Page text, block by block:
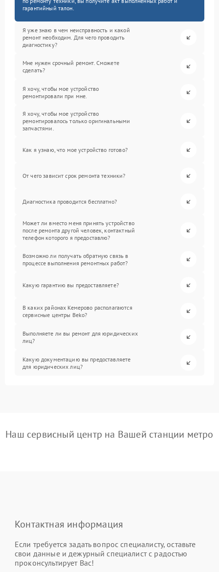
гарантийный талон.
Я уже знаю в чем неисправность и какой
ремонт необходим. Для чего проводить
диагностику?
Мне нужен срочный ремонт. Сможете
сделать?
Я хочу, чтобы мое устройство
ремонтировали при мне.
Я хочу, чтобы мое устройство
ремонтировалось только оригинальными
запчастями.
Как я узнаю, что мое устройство готово?
От чего зависит срок ремонта техники?
Диагностика проводится бесплатно?
Может ли вместо меня принять устройство
после ремонта другой человек, контактный
телефон которого я предоставлю?
Возможно ли получать обратную связь в
процессе выполнения ремонтных работ?
Какую гарантию вы предоставляете?
В каких районах Кемерово располагаются
сервисные центры Beko?
Выполняете ли вы ремонт для юридических
лиц?
Какую документацию вы предоставляете
для юридических лиц?
Наш сервисный центр на Вашей станции метро
Контактная информация
Если требуется задать вопрос специалисту, оставьте
свои данные и дежурный специалист с радостью
проконсультирует Вас!